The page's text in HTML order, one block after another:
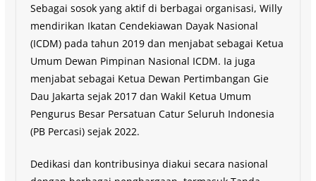
Sebagai sosok yang aktif di berbagai organisasi, Willy
mendirikan Ikatan Cendekiawan Dayak Nasional
(ICDM) pada tahun 2019 dan menjabat sebagai Ketua
Umum Dewan Pimpinan Nasional ICDM. Ia juga
menjabat sebagai Ketua Dewan Pertimbangan Gie
Dau Jakarta sejak 2017 dan Wakil Ketua Umum
Pengurus Besar Persatuan Catur Seluruh Indonesia
(PB Percasi) sejak 2022.
Dedikasi dan kontribusinya diakui secara nasional